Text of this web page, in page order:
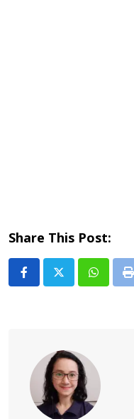
Share This Post: